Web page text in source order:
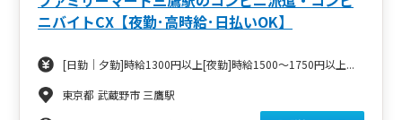
ニバイトCX【夜勤･高時給･日払いOK】
[日勤｜夕勤]時給1300円以上[夜勤]時給1500～1750円以上...
東京都 武蔵野市 三鷹駅